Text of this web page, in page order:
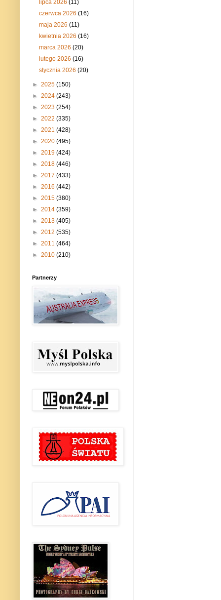
lipca 2026(11)
czerwca 2026(16)
maja 2026(11)
kwietnia 2026(16)
marca 2026(20)
lutego 2026(16)
stycznia 2026(20)
► 2025 (150)
► 2024 (243)
► 2023 (254)
► 2022 (335)
► 2021 (428)
► 2020 (495)
► 2019 (424)
► 2018 (446)
► 2017 (433)
► 2016 (442)
► 2015 (380)
► 2014 (359)
► 2013 (405)
► 2012 (535)
► 2011 (464)
► 2010 (210)
Partnerzy